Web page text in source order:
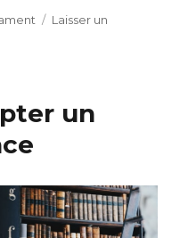
Laisser un
un